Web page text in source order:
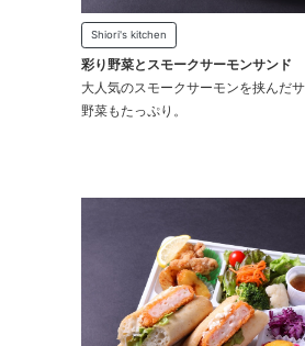
Shiori's kitchen
彩り野菜とスモークサーモンサンド
大人気のスモークサーモンを挟んだ
野菜もたっぷり。